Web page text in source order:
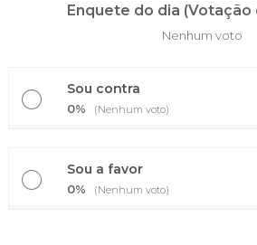
Enquete do dia (Votação
Nenhum voto
Sou contra
0% (Nenhum voto)
Sou a favor
0% (Nenhum voto)